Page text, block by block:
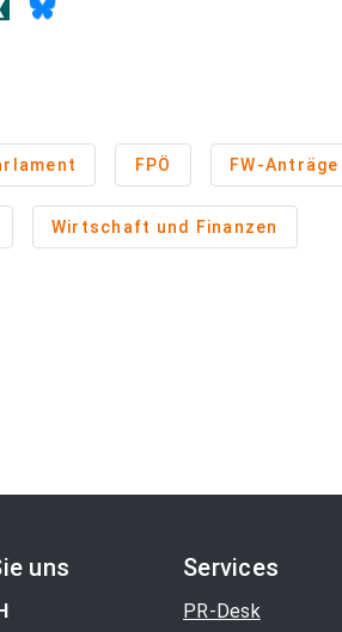
FPÖ FW-Anträge
Wirtschaft und Finanzen
uns Services
PR-Desk